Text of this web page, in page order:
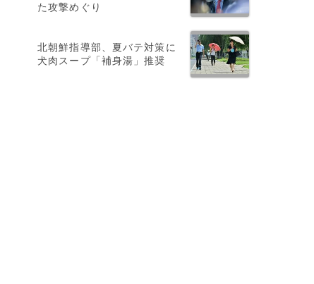
た攻撃めぐり
北朝鮮指導部、夏バテ対策に
犬肉スープ「補身湯」推奨